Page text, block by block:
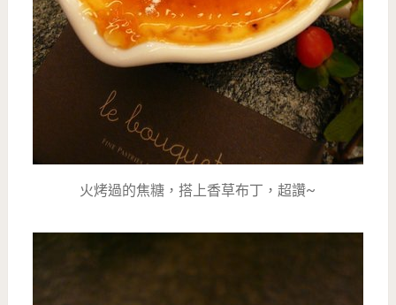
火烤過的焦糖，搭上香草布丁，超讚~